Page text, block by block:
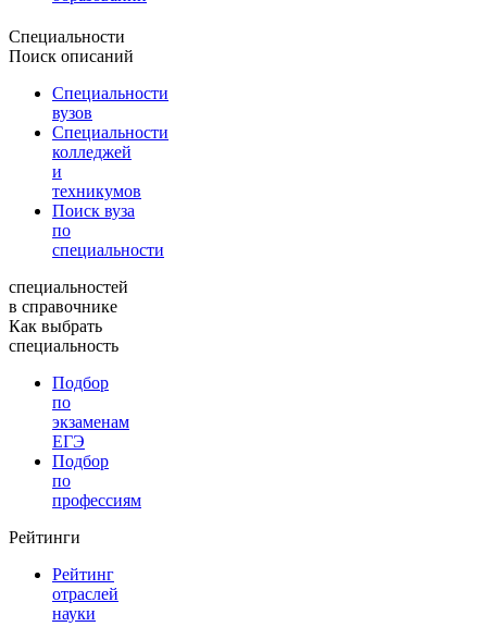
Специальности
Поиск описаний
Специальности
вузов
Специальности
колледжей
и
техникумов
Поиск вуза
по
специальности
специальностей
в справочнике
Как выбрать
специальность
Подбор
по
экзаменам
ЕГЭ
Подбор
по
профессиям
Рейтинги
Рейтинг
отраслей
науки